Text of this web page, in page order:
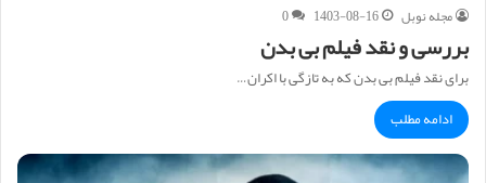
مجله نوبل 1403-08-16
0
بررسی و نقد فیلم بی بدن
برای نقد فیلم بی بدن که به تازگی با اکران…
ادامه مطلب